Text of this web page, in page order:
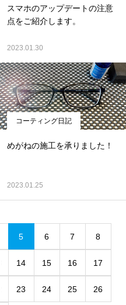
スマホのアップデートの注意
点をご紹介します。
2023.01.30
コーティング日記
めがねの施工を承りました！
2023.01.25
5 6 7 8
14 15 16 17
23 24 25 26